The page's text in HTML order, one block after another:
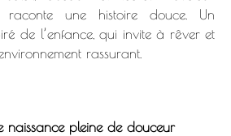
raconte une histoire douce. Un
de l’enfance, qui invite à rêver et
rassurant.
naissance pleine de douceur